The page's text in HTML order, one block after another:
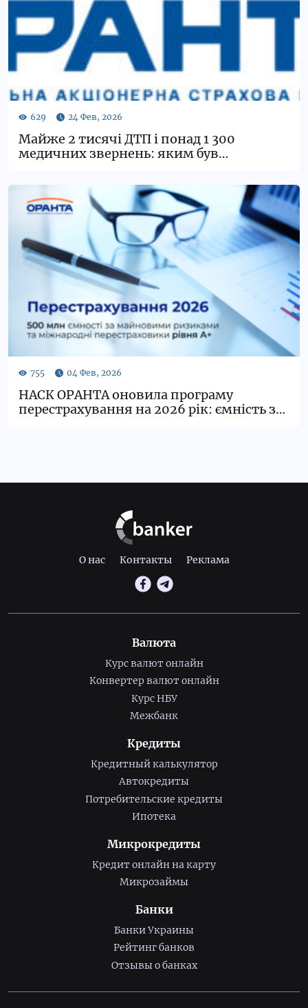
Майже 2 тисячі ДТП і понад 1 300
медичних звернень: яким був
НАСК ОРАНТА оновила програму
перестрахування на 2026 рік: ємність за
О нас Контакты Реклама
Валюта
Курс валют онлайн
Конвертер валют онлайн
Курс НБУ
Межбанк
Кредиты
Кредитный калькулятор
Автокредиты
Потребительские кредиты
Ипотека
Микрокредиты
Кредит онлайн на карту
Микрозаймы
Банки
Банки Украины
Рейтинг банков
Отзывы о банках